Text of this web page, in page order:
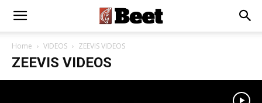
Home VIDEOS ZEEVIS VIDEOS
ZEEVIS VIDEOS